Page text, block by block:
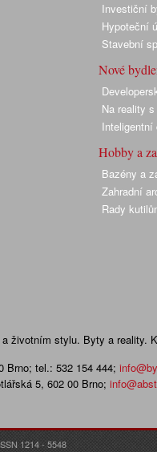
Investiční
Hypoteční
Stavební
Nové
Na reality
Inteligentní
Hobby a
Bazény a
Zahradní
Rady
životním stylu. Byty a reality.
Brno; tel.: 532 154 444;
5, 602 00 Brno;
1214 - 5548